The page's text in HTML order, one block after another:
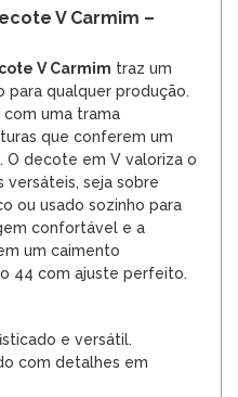
V Carmim –
V Carmim traz um
para qualquer produção.
uma trama
que conferem um
O decote em V valoriza o
seja sobre
ou usado sozinho para
confortável e a
um caimento
44 com ajuste perfeito.
e versátil.
com detalhes em